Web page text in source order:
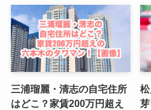
三浦瑠麗・清志の自宅住所
はどこ？家賃200万円超え